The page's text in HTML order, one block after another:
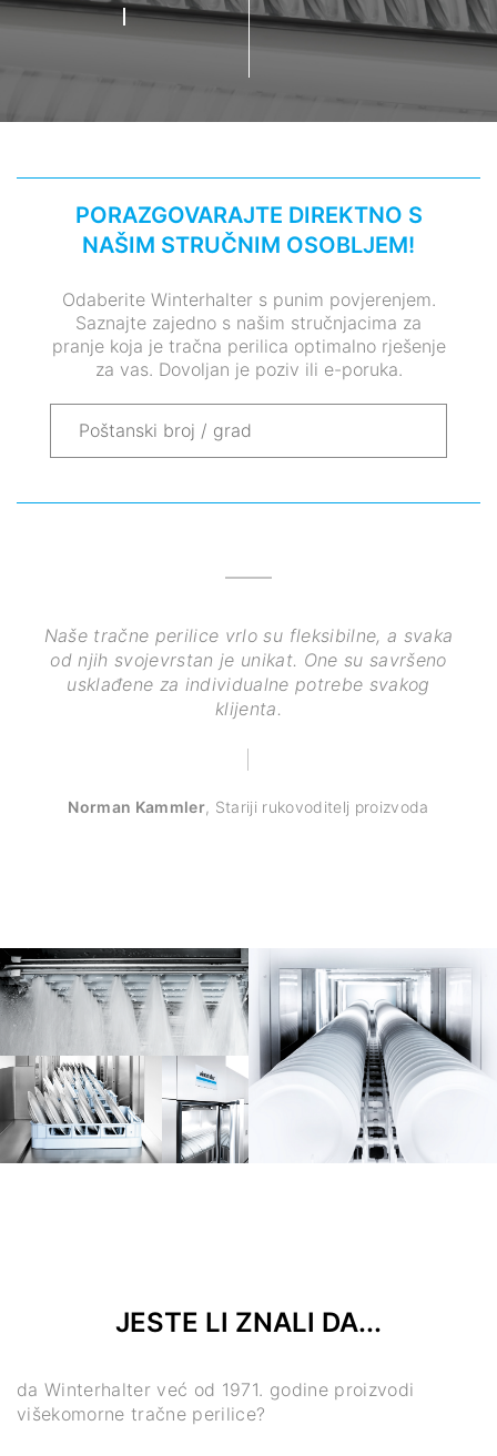
PORAZGOVARAJTE DIREKTNO S
NAŠIM STRUČNIM OSOBLJEM!
Odaberite Winterhalter s punim povjerenjem.
Saznajte zajedno s našim stručnjacima za
pranje koja je tračna perilica optimalno rješenje
za vas. Dovoljan je poziv ili e-poruka.
Naše tračne perilice vrlo su fleksibilne, a svaka
od njih svojevrstan je unikat. One su savršeno
usklađene za individualne potrebe svakog
klijenta.
Norman Kammler, Stariji rukovoditelj proizvoda
JESTE LI ZNALI DA...
da Winterhalter već od 1971. godine proizvodi
višekomorne tračne perilice?